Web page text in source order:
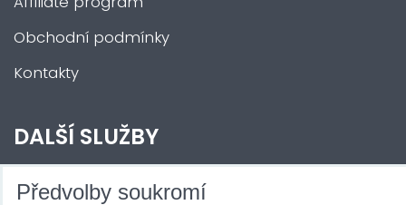
Obchodní podmínky
Kontakty
DALŠÍ SLUŽBY
Zábava na Vaši akci
Předvolby soukromí